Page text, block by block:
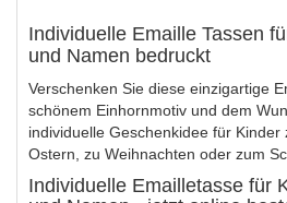
Individuelle Emaille Tassen
und Namen bedruckt
Verschenken Sie diese einzigartige
schönem Einhornmotiv und dem
individuelle Geschenkidee für Kinder
Ostern, zu Weihnachten oder zum
Individuelle Emailletasse für